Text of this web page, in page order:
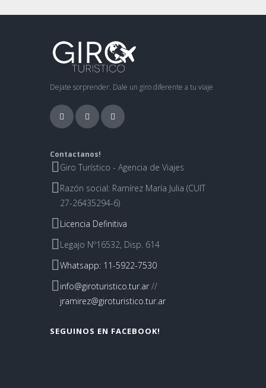
Dejate sorprender. Dale un giro diferente a tu viaje
Contactanos!
Giro Turístico - Agencia de Viajes
Razón social: Ramírez María Julia (CUIT
27-26435294-6)
Licencia Definitiva
Legajo Nº16532, Disp. 614
Whatsapp: 11-5922-7530
info@giroturistico.tur.ar //
jramirez@giroturistico.tur.ar
SEGUINOS EN FACEBOOK!